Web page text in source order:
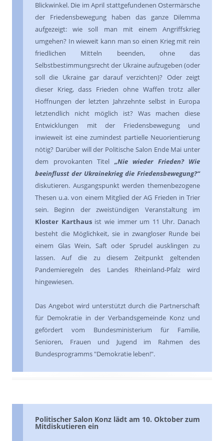
Blickwinkel. Die im April stattgefundenen Ostermärsche
der Friedensbewegung haben das ganze Dilemma
aufgezeigt: wie soll man mit einem Angriffskrieg
umgehen? In wieweit kann man so einen Krieg mit rein
friedlichen Mitteln beenden, ohne das
Selbstbestimmungsrecht der Ukraine aufzugeben (oder
soll die Ukraine gar darauf verzichten)? Oder zeigt
dieser Krieg, dass Frieden ohne Waffen trotz aller
Hoffnungen der letzten Jahrzehnte selbst in Europa
letztendlich nicht möglich ist? Was machen diese
Entwicklungen mit der Friedensbewegung und
inwieweit ist eine zumindest partielle Neuorientierung
nötig? Darüber will der Politische Salon Ende Mai unter
dem provokanten Titel „Nie wieder Frieden? Wie
beeinflusst der Ukrainekrieg die Friedensbewegung?“
diskutieren. Ausgangspunkt werden themenbezogene
Thesen u.a. von einem Mitglied der AG Frieden in Trier
sein. Beginn der zweistündigen Veranstaltung im
Kloster Karthausist wie immer um 11 Uhr. Danach
besteht die Möglichkeit, sie in zwangloser Runde bei
einem Glas Wein, Saft oder Sprudel ausklingen zu
lassen. Auf die zu diesem Zeitpunkt geltenden
Pandemieregeln des Landes Rheinland-Pfalz wird
hingewiesen.
Das Angebot wird unterstützt durch die Partnerschaft
für Demokratie in der Verbandsgemeinde Konz und
gefördert vom Bundesministerium für Familie,
Senioren, Frauen und Jugend im Rahmen des
Bundesprogramms "Demokratie leben!".
Politischer Salon Konz lädt am 10. Oktober zum
Mitdiskutieren ein